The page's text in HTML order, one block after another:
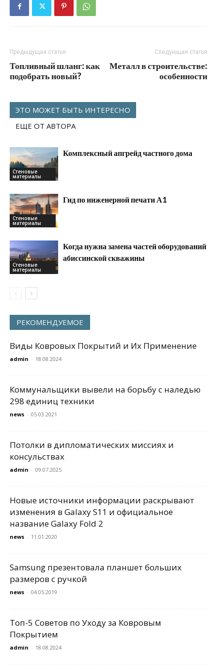
Предыдущая статья
Топливный шланг: как
подобрать новый?
Следующая статья
Металл в строительстве:
особенности
ЭТО МОЖЕТ БЫТЬ ИНТЕРЕСНО
ЕЩЕ ОТ АВТОРА
Стеновые
материалы
Комплексный апгрейд частного дома
Стеновые
материалы
Гид по инженерной печати А1
Стеновые
материалы
Когда нужна замена частей оборудований
абиссинской скважины
РЕКОМЕНДУЕМОЕ
Виды Ковровых Покрытий и Их Применение
admin - 18.08.2024
Коммунальщики вывели на борьбу с наледью
298 единиц техники
news - 05.03.2021
Потолки в дипломатических миссиях и
консульствах
admin - 09.07.2025
Новые источники информации раскрывают
изменения в Galaxy S11 и официальное
название Galaxy Fold 2
news - 11.01.2020
Samsung презентовала планшет больших
размеров с ручкой
news - 04.05.2019
Топ-5 Советов по Уходу за Ковровым
Покрытием
admin - 18.08.2024